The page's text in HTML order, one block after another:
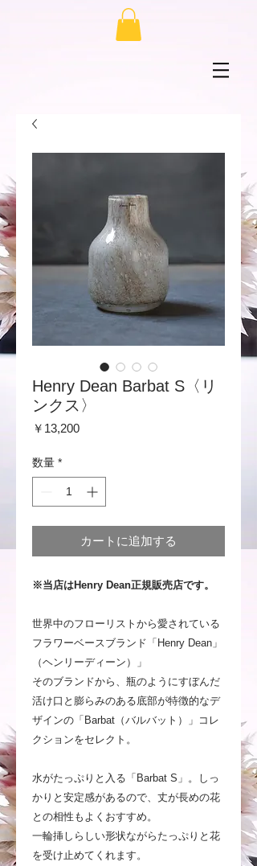
Henry Dean Barbat S〈リ
ンクス〉
￥13,200価
数量 *
カートに追加する
※当店はHenry Dean正規販売店です。
世界中のフローリストから愛されている
フラワーベースブランド「Henry Dean」
（ヘンリーディーン）」
そのブランドから、瓶のようにすぼんだ
活け口と膨らみのある底部が特徴的なデ
ザインの「Barbat（バルバット）」コレ
クションをセレクト。
水がたっぷりと入る「Barbat S」。しっ
かりと安定感があるので、丈が長めの花
との相性もよくおすすめ。
一輪挿しらしい形状ながらたっぷりと花
を受け止めてくれます。